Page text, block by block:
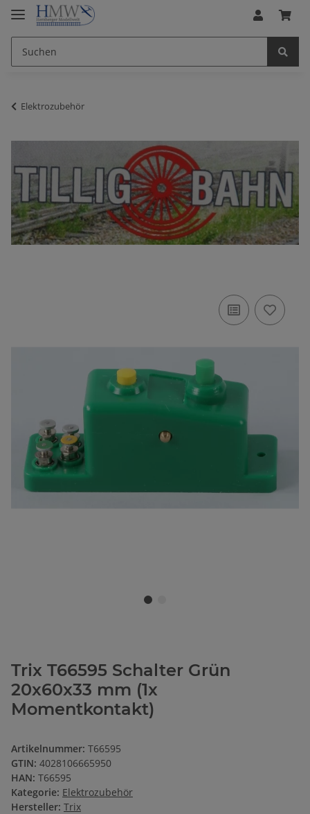
Elektrozubehör
Trix T66595 Schalter Grün
20x60x33 mm (1x
Momentkontakt)
Artikelnummer: T66595
GTIN: 4028106665950
HAN: T66595
Kategorie: Elektrozubehör
Hersteller: Trix